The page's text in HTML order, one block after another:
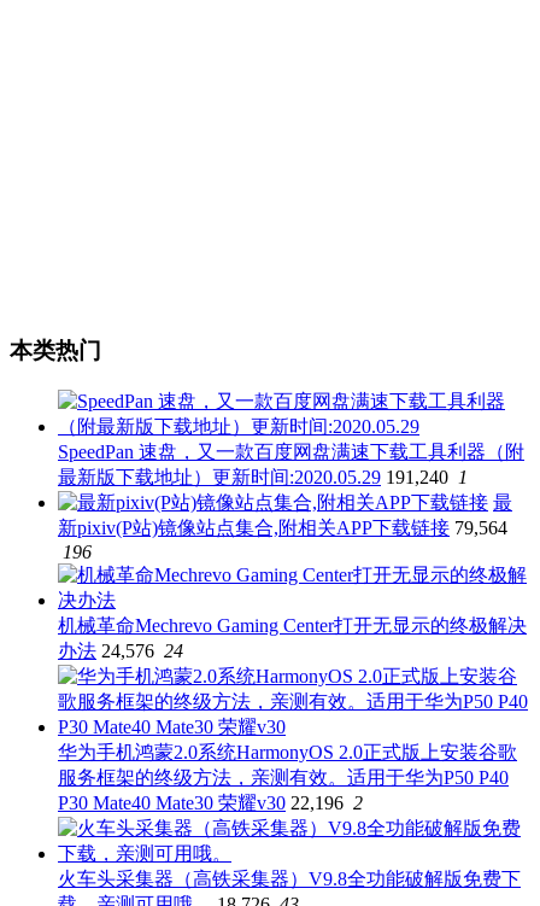
本类热门
SpeedPan 速盘，又一款百度网盘满速下载工具利器（附
最新版下载地址）更新时间:2020.05.29 191,240 1
最
新pixiv(P站)镜像站点集合,附相关APP下载链接 79,564
196
机械革命Mechrevo Gaming Center打开无显示的终极解决
办法 24,576 24
华为手机鸿蒙2.0系统HarmonyOS 2.0正式版上安装谷歌
服务框架的终级方法，亲测有效。适用于华为P50 P40
P30 Mate40 Mate30 荣耀v30 22,196 2
火车头采集器（高铁采集器）V9.8全功能破解版免费下